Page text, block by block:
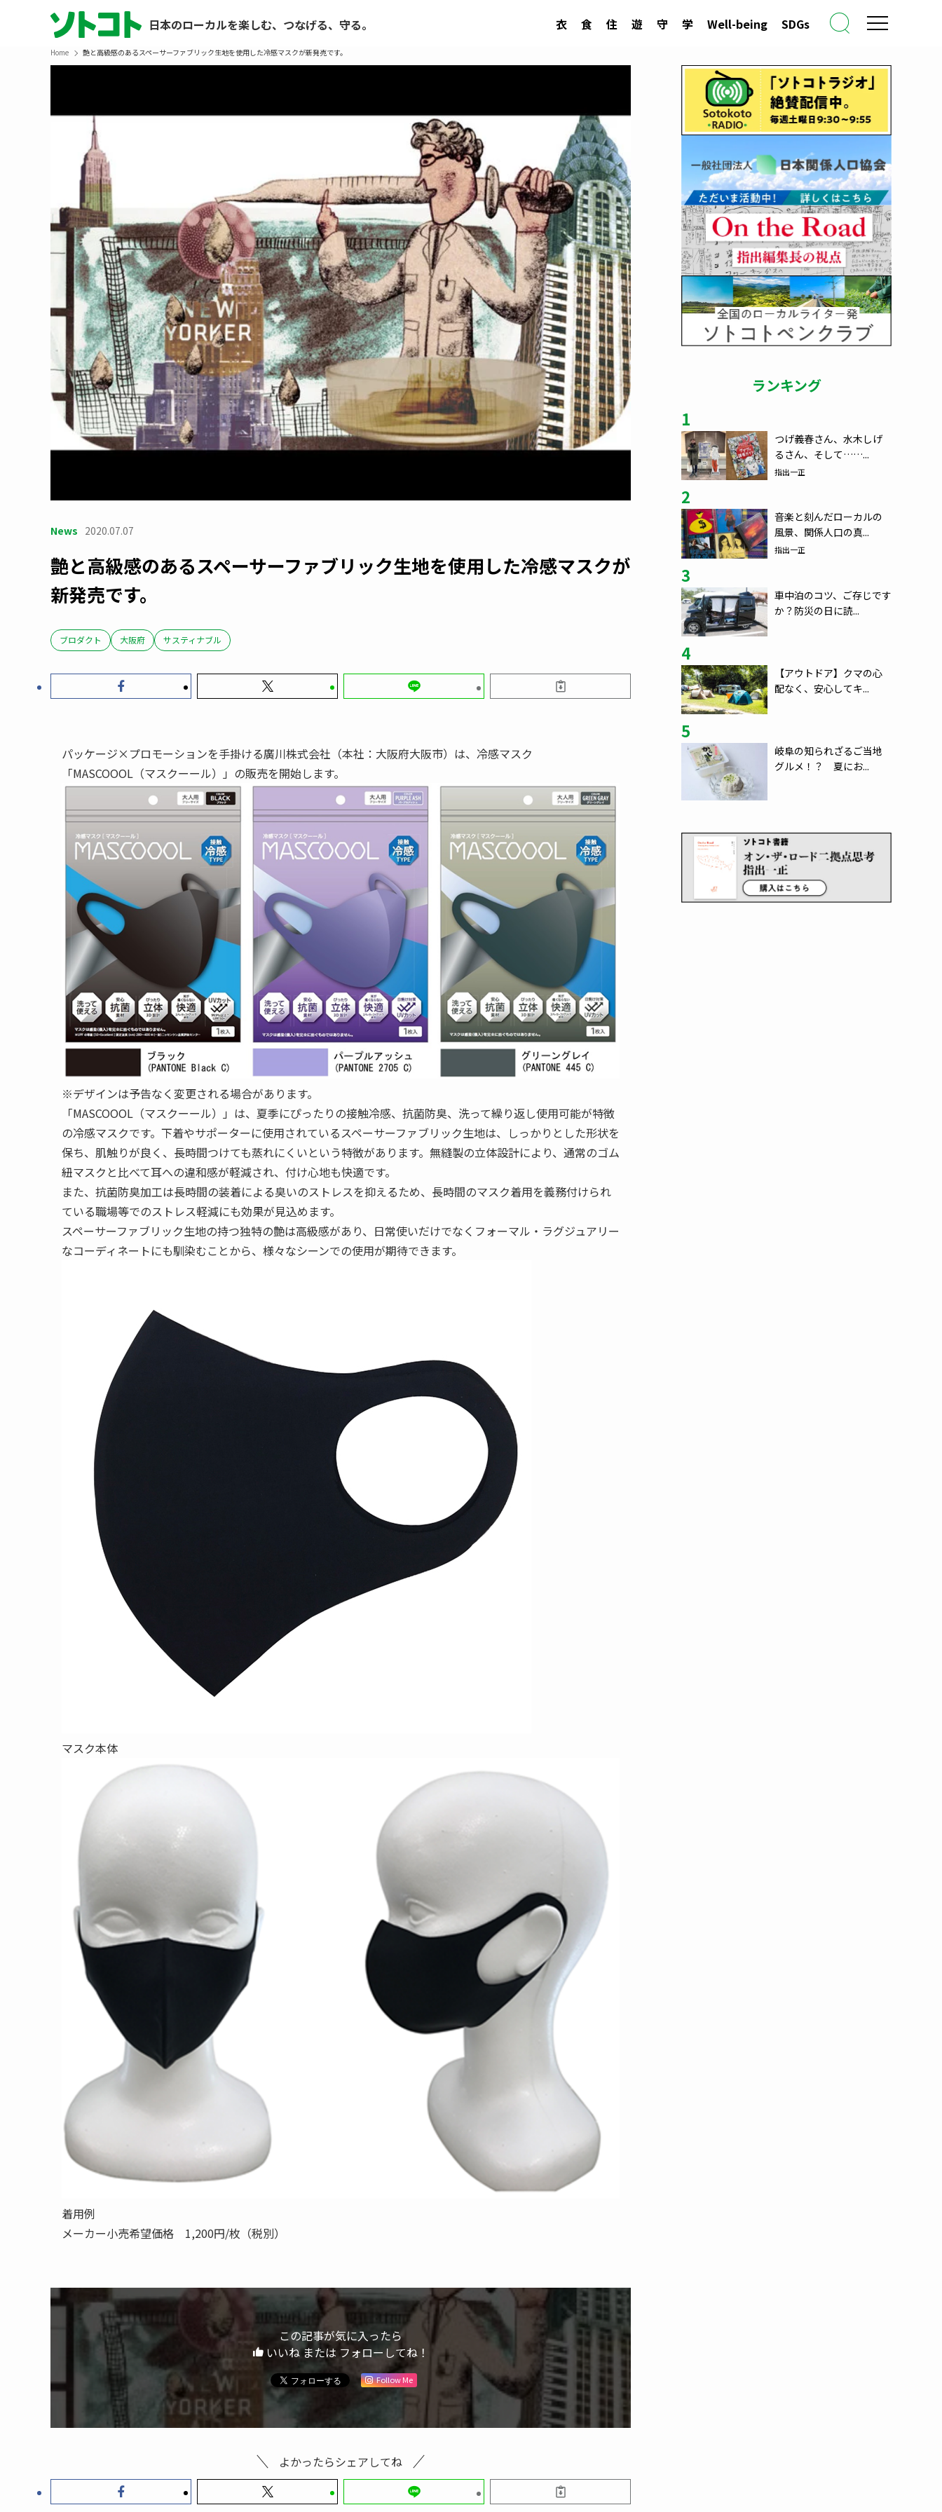
日本のローカルを楽しむ、つなげる、守る。 衣 食 住 遊 守 学 Well-being SDGs
Home 艶と高級感のあるスペーサーファブリック生地を使用した冷感マスクが新発売です。
News 2020.07.07
艶と高級感のあるスペーサーファブリック生地を使用した冷感マスクが
新発売です。
ブロダクト 大阪府 サスティナブル
パッケージ×プロモーションを手掛ける廣川株式会社（本社：大阪府大阪市）は、冷感マスク
「MASCOOOL（マスクーール）」の販売を開始します。
※デザインは予告なく変更される場合があります。
「MASCOOOL（マスクーール）」は、夏季にぴったりの接触冷感、抗菌防臭、洗って繰り返し使用可能が特徴
の冷感マスクです。下着やサポーターに使用されているスペーサーファブリック生地は、しっかりとした形状を
保ち、肌触りが良く、長時間つけても蒸れにくいという特徴があります。無縫製の立体設計により、通常のゴム
紐マスクと比べて耳への違和感が軽減され、付け心地も快適です。
また、抗菌防臭加工は長時間の装着による臭いのストレスを抑えるため、長時間のマスク着用を義務付けられ
ている職場等でのストレス軽減にも効果が見込めます。
スペーサーファブリック生地の持つ独特の艶は高級感があり、日常使いだけでなくフォーマル・ラグジュアリー
なコーディネートにも馴染むことから、様々なシーンでの使用が期待できます。
マスク本体
着用例
メーカー小売希望価格 1,200円/枚（税別）
この記事が気に入ったら
いいね または フォローしてね！
Follow Me
よかったらシェアしてね
ランキング
1
つげ義春さん、水木しげ
るさん、そして……...
指出一正
2
音楽と刻んだローカルの
風景、関係人口の真...
指出一正
3
車中泊のコツ、ご存じです
か？防災の日に読...
4
【アウトドア】クマの心
配なく、安心してキ...
5
岐阜の知られざるご当地
グルメ！？ 夏にお...